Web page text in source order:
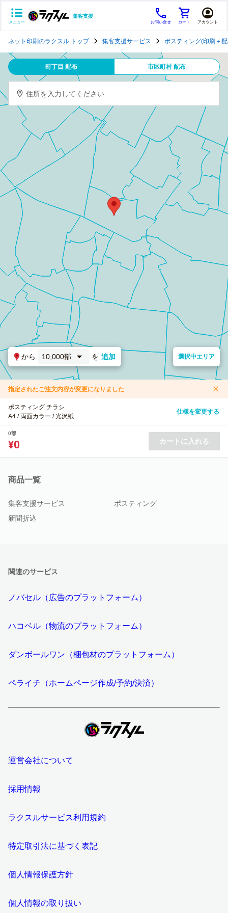
メニュー
集客支援
お問い合せ カート アカウント
テ
ン
グ
ネット印刷のラクスル トップ 集客支援サービス ポスティング(印刷＋
町丁目 配布 市区町村 配布
住所を入力してください
から 10,000部 を 追加 選択中エリア
指定されたご注文内容が変更になりました
ポスティング チラシ
A4 / 両面カラー / 光沢紙
仕様を変更する
0部
¥0 カートに入れる
商品一覧
集客支援サービス
ポスティング
新聞折込
関連のサービス
ノバセル（広告のプラットフォーム）
ハコベル（物流のプラットフォーム）
ダンボールワン（梱包材のプラットフォーム）
ペライチ（ホームページ作成/予約/決済）
運営会社について
採用情報
ラクスルサービス利用規約
特定取引法に基づく表記
個人情報保護方針
個人情報の取り扱い